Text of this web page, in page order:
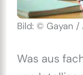
Bild: © Gayan /
Was aus